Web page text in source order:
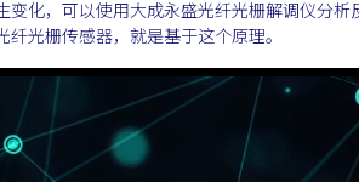
变化，可以使用大成永盛光纤光栅解调仪分
光栅传感器，就是基于这个原理。